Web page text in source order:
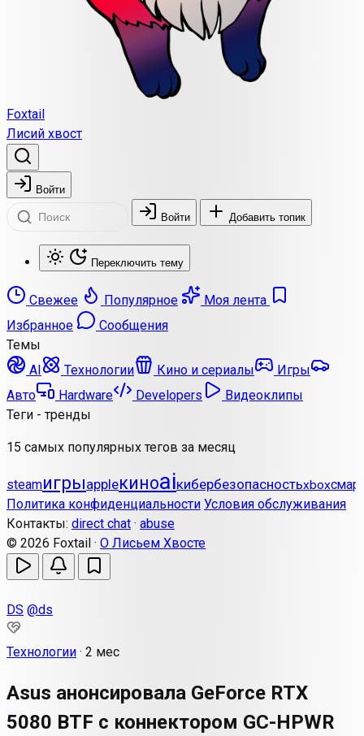
Foxtail
Лисий хвост
Войти
Войти Добавить топик
Переключить тему
Свежее Популярное
Моя лента
Избранное
Сообщения
Темы
AI
Технологии Кино и сериалы
Игры
Авто
Hardware Developers
Видеоклипы
Теги - тренды
15 самых популярных тегов за месяц
steamигрыappleкиноaiкибербезопасностьxbox
Политика конфиденциальности Условия обслуживания
Контакты: direct chat · abuse
© 2026 Foxtail · О Лисьем Хвосте
DS @ds
Технологии · 2 мес
Asus анонсировала GeForce RTX
5080 BTF с коннектором GC-HPWR